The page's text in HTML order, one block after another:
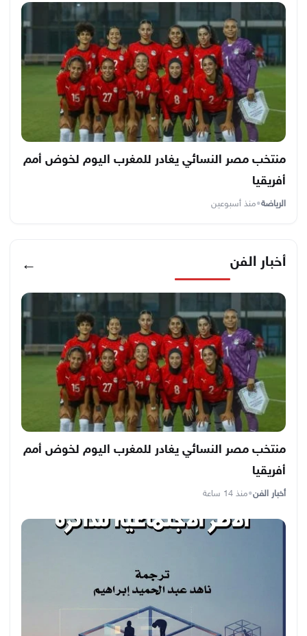
منتخب مصر النسائي يغادر للمغرب اليوم لخوض أمم
أفريقيا
الرياضة•منذ أسبوعين
أخبار الفن ←
منتخب مصر النسائي يغادر للمغرب اليوم لخوض أمم
أفريقيا
أخبار الفن•منذ 14 ساعة